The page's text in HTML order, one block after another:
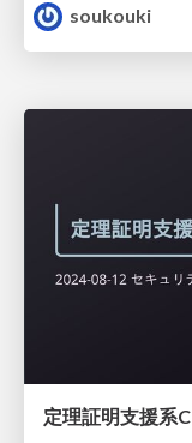
soukouki
定理証明支援系